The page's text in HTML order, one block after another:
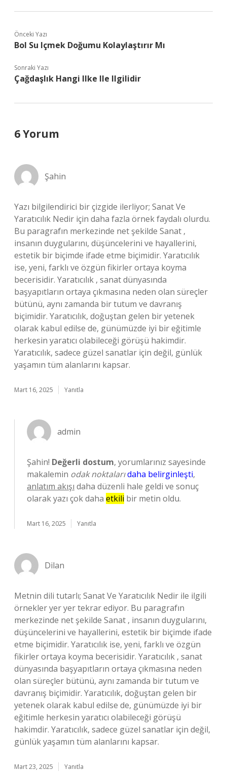
Önceki Yazı
Bol Su Içmek Doğumu Kolaylaştırır Mı
Sonraki Yazı
Çağdaşlık Hangi Ilke Ile Ilgilidir
6 Yorum
Şahin
Yazı bilgilendirici bir çizgide ilerliyor; Sanat Ve
Yaratıcılık Nedir için daha fazla örnek faydalı olurdu.
Bu paragrafın merkezinde net şekilde Sanat ,
insanın duygularını, düşüncelerini ve hayallerini,
estetik bir biçimde ifade etme biçimidir. Yaratıcılık
ise, yeni, farklı ve özgün fikirler ortaya koyma
becerisidir. Yaratıcılık , sanat dünyasında
başyapıtların ortaya çıkmasına neden olan süreçler
bütünü, aynı zamanda bir tutum ve davranış
biçimidir. Yaratıcılık, doğuştan gelen bir yetenek
olarak kabul edilse de, günümüzde iyi bir eğitimle
herkesin yaratıcı olabileceği görüşü hakimdir.
Yaratıcılık, sadece güzel sanatlar için değil, günlük
yaşamın tüm alanlarını kapsar.
Mart 16, 2025 Yanıtla
admin
Şahin! Değerli dostum, yorumlarınız sayesinde
makalemin odak noktalarıdaha belirginleşti,
anlatım akışı daha düzenli hale geldi ve sonuç
olarak yazı çok daha etkili bir metin oldu.
Mart 16, 2025 Yanıtla
Dilan
Metnin dili tutarlı; Sanat Ve Yaratıcılık Nedir ile ilgili
örnekler yer yer tekrar ediyor. Bu paragrafın
merkezinde net şekilde Sanat , insanın duygularını,
düşüncelerini ve hayallerini, estetik bir biçimde ifade
etme biçimidir. Yaratıcılık ise, yeni, farklı ve özgün
fikirler ortaya koyma becerisidir. Yaratıcılık , sanat
dünyasında başyapıtların ortaya çıkmasına neden
olan süreçler bütünü, aynı zamanda bir tutum ve
davranış biçimidir. Yaratıcılık, doğuştan gelen bir
yetenek olarak kabul edilse de, günümüzde iyi bir
eğitimle herkesin yaratıcı olabileceği görüşü
hakimdir. Yaratıcılık, sadece güzel sanatlar için değil,
günlük yaşamın tüm alanlarını kapsar.
Mart 23, 2025 Yanıtla